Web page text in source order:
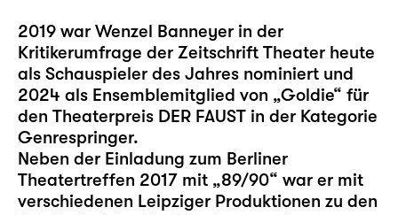
2019 war Wenzel Banneyer in der
Kritikerumfrage der Zeitschrift Theater heute
als Schauspieler des Jahres nominiert und
2024 als Ensemblemitglied von „Goldie“ für
den Theaterpreis DER FAUST in der Kategorie
Genrespringer.
Neben der Einladung zum Berliner
Theatertreffen 2017 mit „89/90“ war er mit
verschiedenen Leipziger Produktionen zu den